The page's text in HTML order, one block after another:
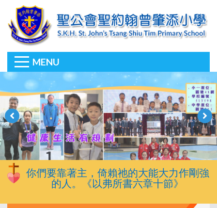
MENU
你們要靠著主，倚賴祂的大能大力作剛強
的人。《以弗所書六章十節》